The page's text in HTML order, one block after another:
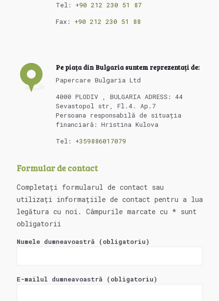
Tel: +90 212 230 51 87
Fax: +90 212 230 51 88
Pe piața din Bulgaria suntem reprezentați de:
Papercare Bulgaria Ltd
4000 PLODIV , BULGARIA ADRESS: 44
Sevastopol str, Fl.4. Ap.7
Persoana responsabilă de situația
financiară: Hristina Kulova
Tel: +359886017079
Formular de contact
Completați formularul de contact sau
utilizați informațiile de contact pentru a lua
legătura cu noi. Câmpurile marcate cu * sunt
obligatorii
Numele dumneavoastră (obligatoriu)
E-mailul dumneavoastră (obligatoriu)